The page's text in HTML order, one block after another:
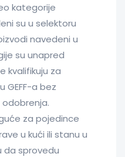
kategorije
su u selektoru
navedeni u
su unapred
kvalifikuju za
GEFF-a bez
za pojedince
u kući ili stanu u
da sprovedu